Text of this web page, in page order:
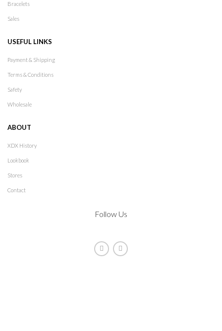
Bracelets
Sales
USEFUL LINKS
Payment & Shipping
Terms & Conditions
Safety
Wholesale
ABOUT
XDX History
Lookbook
Stores
Contact
Follow Us